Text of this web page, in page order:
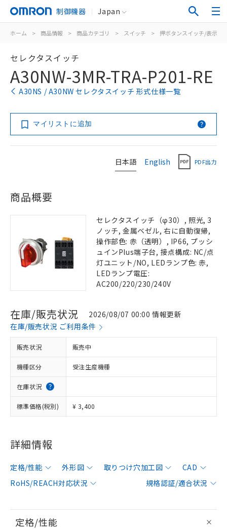
制御機器 Japan
ホーム > 商品情報 > 商品カテゴリ > スイッチ > 押ボタンスイッチ/表示灯
セレクタスイッチ
A30NW-3MR-TRA-P201-RE
A30NS / A30NW セレクタスイッチ 形式仕様一覧
マイリストに追加
日本語 English PDF出力
商品概要
セレクタスイッチ（φ30）, 照光, 3
ノッチ, 金属ベゼル, 右に自動復帰,
操作部色: 赤（透明）, IP66, プッシ
ュインPlus端子台, 接点構成: NC/点
灯ユニット/NO, LEDランプ色: 赤,
LEDランプ電圧:
AC200/220/230/240V
在庫/販売状況
2026/08/07 00:00 情報更新
在庫/販売状況 ご利用条件
販売状況 販売中
機種区分 受注生産機種
在庫状況
標準価格(税別) ¥ 3,400
詳細情報
定格/性能 外形図 取りつけ穴加工図
CAD
RoHS/REACH対応状況
規格認証/適合状況
定格/性能